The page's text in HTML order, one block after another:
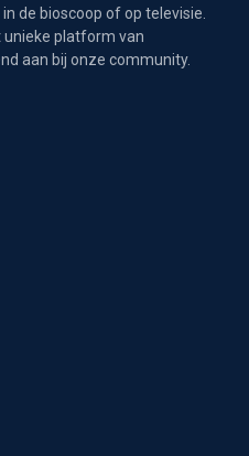
de bioscoop of op televisie.
platform van
aan bij onze community.